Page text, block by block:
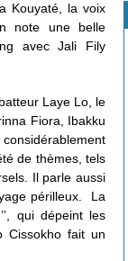
Kouyaté, la voix
note une belle
avec Jali Fily
Laye Lo, le
Fiora, Ibakku
considérablement
de thèmes, tels
Il parle aussi
périlleux. La
qui dépeint les
Cissokho fait un